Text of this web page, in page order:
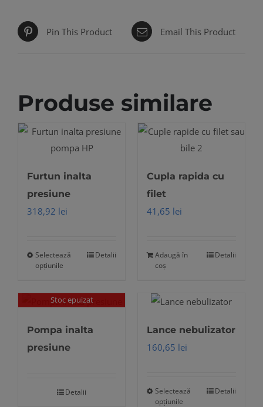
Pin This Product Email This Product
Produse similare
Furtun inalta
presiune
318,92 lei
Selectează
opțiunile
Acest
mai
fi
Detalii
Cupla rapida cu
filet
41,65 lei
Adaugă în
coș
Detalii
Stoc epuizat
Pompa inalta
presiune
Detalii
Lance nebulizator
160,65 lei
Selectează
opțiunile
Acest Detalii